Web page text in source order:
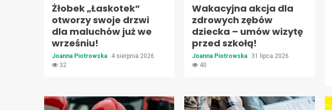
Żłobek „Łaskotek”
otworzy swoje drzwi
dla maluchów już we
wrześniu!
Joanna Piotrowska
4 sierpnia 2026
32
Wakacyjna akcja dla
zdrowych zębów
dziecka – umów wizytę
przed szkołą!
Joanna Piotrowska
31 lipca 2026
40